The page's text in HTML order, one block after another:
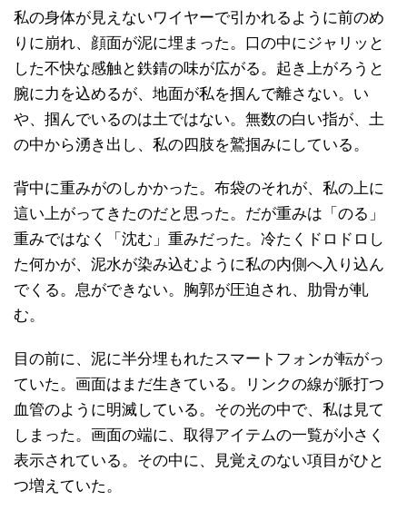
私の身体が見えないワイヤーで引かれるように前のめ
りに崩れ、顔面が泥に埋まった。口の中にジャリッと
した不快な感触と鉄錆の味が広がる。起き上がろうと
腕に力を込めるが、地面が私を掴んで離さない。い
や、掴んでいるのは土ではない。無数の白い指が、土
の中から湧き出し、私の四肢を鷲掴みにしている。
背中に重みがのしかかった。布袋のそれが、私の上に
這い上がってきたのだと思った。だが重みは「のる」
重みではなく「沈む」重みだった。冷たくドロドロし
た何かが、泥水が染み込むように私の内側へ入り込ん
でくる。息ができない。胸郭が圧迫され、肋骨が軋
む。
目の前に、泥に半分埋もれたスマートフォンが転がっ
ていた。画面はまだ生きている。リンクの線が脈打つ
血管のように明滅している。その光の中で、私は見て
しまった。画面の端に、取得アイテムの一覧が小さく
表示されている。その中に、見覚えのない項目がひと
つ増えていた。